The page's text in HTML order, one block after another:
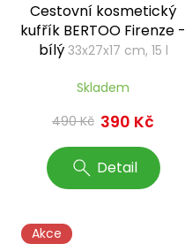
Cestovní kosmetický
kufřík BERTOO Firenze -
bílý 33x27x17 cm, 15 l
Skladem
490 Kč 390 Kč
Detail
Akce